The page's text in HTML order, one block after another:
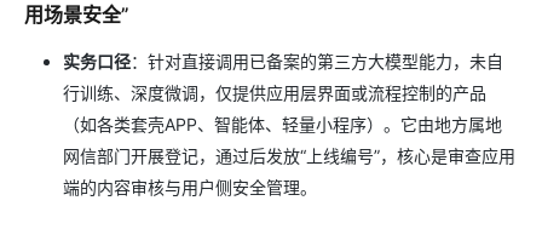
用场景安全”
实务口径：针对直接调用已备案的第三方大模型能力，未自
行训练、深度微调，仅提供应用层界面或流程控制的产品
（如各类套壳APP、智能体、轻量小程序）。它由地方属地
网信部门开展登记，通过后发放“上线编号”，核心是审查应用
端的内容审核与用户侧安全管理。